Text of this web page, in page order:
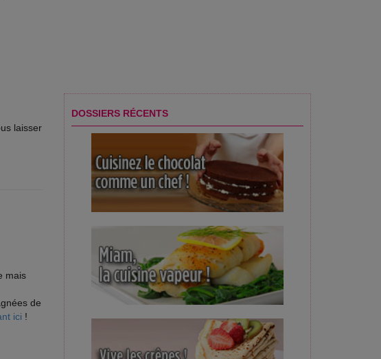
laisser
mais
de
ici !
DOSSIERS RÉCENTS